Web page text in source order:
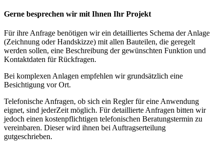
Gerne besprechen wir mit Ihnen Ihr Projekt
Für ihre Anfrage benötigen wir ein detailliertes Schema der Anlage
(Zeichnung oder Handskizze) mit allen Bauteilen, die geregelt
werden sollen, eine Beschreibung der gewünschten Funktion und
Kontaktdaten für Rückfragen.
Bei komplexen Anlagen empfehlen wir grundsätzlich eine
Besichtigung vor Ort.
Telefonische Anfragen, ob sich ein Regler für eine Anwendung
eignet, sind jederZeit möglich. Für detaillierte Anfragen bitten wir
jedoch einen kostenpflichtigen telefonischen Beratungstermin zu
vereinbaren. Dieser wird ihnen bei Auftragserteilung
gutgeschrieben.